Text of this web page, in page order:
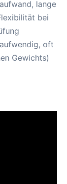
lange
bei
oft
Gewichts)